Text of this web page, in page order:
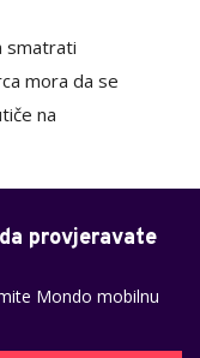
smatrati
mora da se
na
provjeravate
Mondo mobilnu